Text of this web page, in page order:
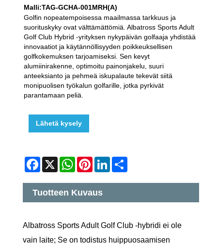
Malli:TAG-GCHA-001MRH(A)
Golfin nopeatempoisessa maailmassa tarkkuus ja
suorituskyky ovat välttämättömiä. Albatross Sports Adult
Golf Club Hybrid -yrityksen nykypäivän golfaaja yhdistää
innovaatiot ja käytännöllisyyden poikkeuksellisen
golfkokemuksen tarjoamiseksi. Sen kevyt
alumiinirakenne, optimoitu painonjakelu, suuri
anteeksianto ja pehmeä iskupalaute tekevät siitä
monipuolisen työkalun golfarille, jotka pyrkivät
parantamaan peliä.
Lähetä kysely
Facebook
X WhatsApp
Pinterest
LinkedIn
Tuotteen Kuvaus
Albatross Sports Adult Golf Club -hybridi ei ole
vain laite; Se on todistus huippuosaamisen